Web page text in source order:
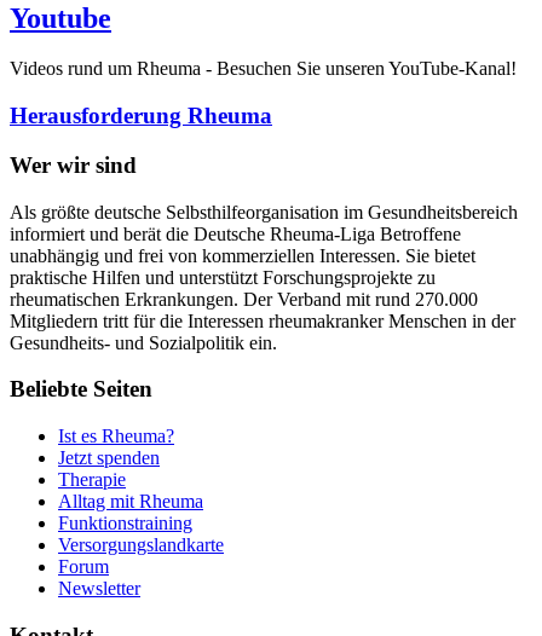
Youtube
Videos rund um Rheuma - Besuchen Sie unseren YouTube-Kanal!
Herausforderung Rheuma
Wer wir sind
Als größte deutsche Selbsthilfeorganisation im Gesundheitsbereich
informiert und berät die Deutsche Rheuma-Liga Betroffene
unabhängig und frei von kommerziellen Interessen. Sie bietet
praktische Hilfen und unterstützt Forschungsprojekte zu
rheumatischen Erkrankungen. Der Verband mit rund 270.000
Mitgliedern tritt für die Interessen rheumakranker Menschen in der
Gesundheits- und Sozialpolitik ein.
Beliebte Seiten
Ist es Rheuma?
Jetzt spenden
Therapie
Alltag mit Rheuma
Funktionstraining
Versorgungslandkarte
Forum
Newsletter